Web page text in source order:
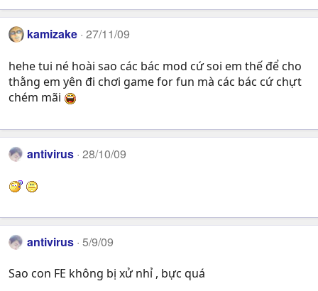
kamizake 27/11/09
hehe tui né hoài sao các bác mod cứ soi em thế để cho
thằng em yên đi chơi game for fun mà các bác cứ chựt
chém mãi
antivirus 28/10/09
antivirus 5/9/09
Sao con FE không bị xử nhỉ , bực quá